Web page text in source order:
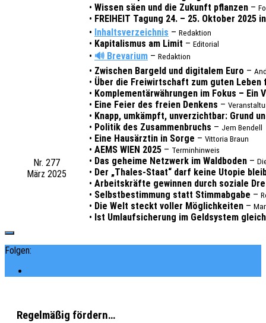
• Wissen säen und die Zukunft pflan­zen –
• FREIHEIT Tagung 24. – 25. Okto­ber 2025
Nr. 277
März 2025
• Inhalts­ver­zeich­nis – Redak­ti­on
• Kapi­ta­lis­mus am Limit – Edito­ri­al
• 🔊 Breva­ri­um – Redak­ti­on
• Zwischen Bargeld und digi­ta­lem Euro –
• Über die Frei­wirt­schaft zum guten Leben
• Komple­men­tär­wäh­run­gen im Fokus – Ein
• Eine Feier des freien Denkens –
• Knapp, umkämpft, unver­zicht­bar: Grund
• Poli­tik des Zusam­men­bruchs – Jem Bendell
• Eine Haus­ärz­tin in Sorge – Vitto­ria Braun
• AEMS WIEN 2025 – Termin­hin­weis
• Das gehei­me Netz­werk im Wald­bo­den –
• Der „Thales-Staat“ darf keine Utopie
• Arbeits­kräf­te gewin­nen durch sozia­le
• Selbst­be­stim­mung statt Stimm­ab­ga­be –
• Die Welt steckt voller Möglich­kei­ten –
• Ist Umlauf­si­che­rung im Geld­sys­tem
Folgen:
Regelmäßig fördern…